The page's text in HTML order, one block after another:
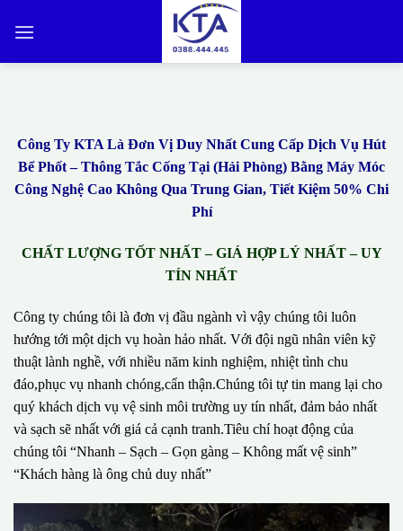
qua
Công Ty KTA Là Đơn Vị Duy Nhất Cung Cấp Dịch Vụ Hút
Bể Phốt – Thông Tắc Cống Tại (Hải Phòng) Bằng Máy Móc
Công Nghệ Cao Không Qua Trung Gian, Tiết Kiệm 50% Chi
Phí
CHẤT LƯỢNG TỐT NHẤT – GIÁ HỢP LÝ NHẤT – UY
TÍN NHẤT
Công ty chúng tôi là đơn vị đầu ngành vì vậy chúng tôi luôn
hướng tới một dịch vụ hoàn hảo nhất. Với đội ngũ nhân viên kỹ
thuật lành nghề, với nhiều năm kinh nghiệm, nhiệt tình chu
đáo,phục vụ nhanh chóng,cẩn thận.Chúng tôi tự tin mang lại cho
quý khách dịch vụ vệ sinh môi trường uy tín nhất, đảm bảo nhất
và sạch sẽ nhất với giá cả cạnh tranh.Tiêu chí hoạt động của
chúng tôi “Nhanh – Sạch – Gọn gàng – Không mất vệ sinh”
“Khách hàng là ông chủ duy nhất”